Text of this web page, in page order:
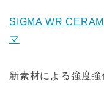
SIGMA WR
マ
新素材による強度